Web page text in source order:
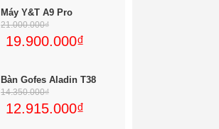
Máy Y&T A9 Pro
21.000.000₫
19.900.000₫
Bàn Gofes Aladin T38
14.350.000₫
12.915.000₫